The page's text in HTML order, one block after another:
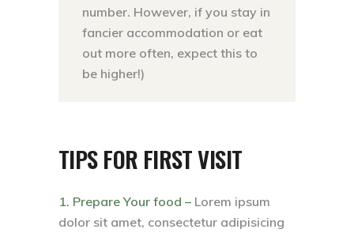
number. However, if you stay in
fancier accommodation or eat
out more often, expect this to
be higher!)
TIPS FOR FIRST VISIT
1. Prepare Your food – Lorem ipsum
dolor sit amet, consectetur adipisicing